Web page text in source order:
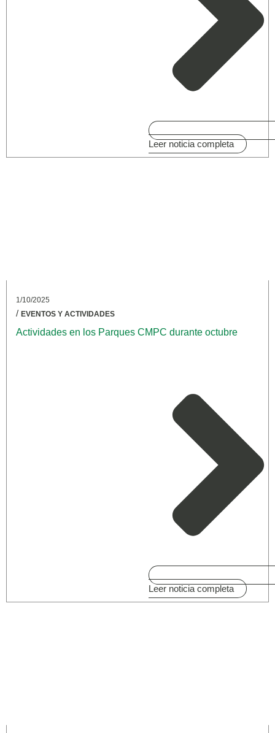
Leer noticia completa
1/10/2025
/ EVENTOS Y ACTIVIDADES
Actividades en los Parques CMPC durante octubre
Leer noticia completa